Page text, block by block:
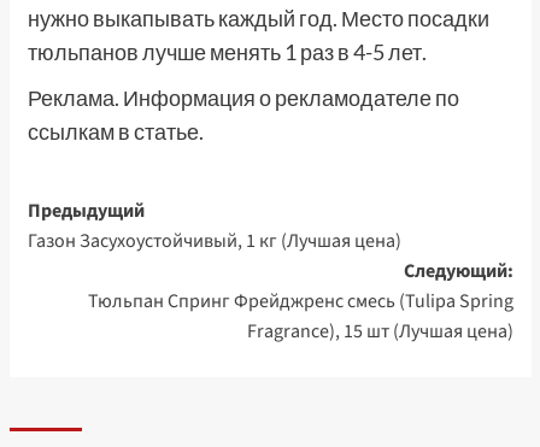
нужно выкапывать каждый год. Место посадки
тюльпанов лучше менять 1 раз в 4-5 лет.
Реклама. Информация о рекламодателе по
ссылкам в статье.
Навигация
записи
Предыдущий
Газон Засухоустойчивый, 1 кг (Лучшая цена)
Следующий:
Тюльпан Спринг Фрейджренс смесь (Tulipa Spring
Fragrance), 15 шт (Лучшая цена)